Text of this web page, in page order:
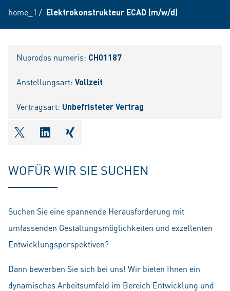
home_1 / Elektrokonstrukteur ECAD (m/w/d)
Nuorodos numeris: CH01187
Anstellungsart: Vollzeit
Vertragsart: Unbefristeter Vertrag
shareOntwitter
shareOnlinkedIn
shareOnxing
WOFÜR WIR SIE SUCHEN
Suchen Sie eine spannende Herausforderung mit
umfassenden Gestaltungsmöglichkeiten und exzellenten
Entwicklungsperspektiven?
Dann bewerben Sie sich bei uns! Wir bieten Ihnen ein
dynamisches Arbeitsumfeld im Bereich Entwicklung und